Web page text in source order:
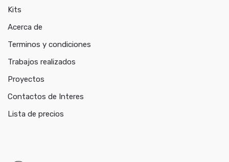
Kits
Acerca de
Terminos y condiciones
Trabajos realizados
Proyectos
Contactos de Interes
Lista de precios